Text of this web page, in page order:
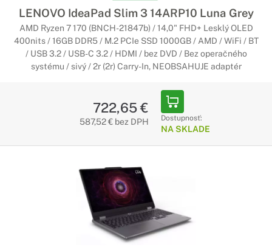
Flexibilné a štýlové zariadenia
Vďaka kombinácii flexibility a inovatívnych technológií
ponúkajú tieto notebooky 2 v 1 a zariadenia Ultrabook vysoký
výkon, úžasný dizajn a štyri rôzne režimy používania.
Výsledkom je neprekonateľná flexibilnosť prenosných
Notebooky Lenovo V séria
Štýlový dizajn, maximálna zábava
sebavyjadrenie, či už ste častým cestovateľom, extrémnym
hráčom alebo milovníkom hudby. Ponúkajú najnovšie
počítače, grafické karty, displeje a zvukovú technológiu – to
všetko prostredníctvom širokého spektra
najinteligentnejších dizajnov notebookov a konvertibilných
LENOVO IdeaPad Slim 3 14ARP10 Luna Grey
AMD Ryzen 7 170 (BNCH-21847b) / 14,0" FHD+ Lesklý OLED
400nits / 16GB DDR5 / M.2 PCIe SSD 1000GB / AMD / WiFi / BT
/ USB 3.2 / USB-C 3.2 / HDMI / bez DVD / Bez operačného
systému / sivý / 2r (2r) Carry-In, NEOBSAHUJE adaptér
722,65 €
587,52 € bez DPH Dostupnosť:
NA SKLADE